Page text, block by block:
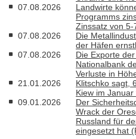
07.08.2026
Landwirte
Programms
Zinssatz von 5-
07.08.2026
Die
der Häfen
07.08.2026
Die Exporte
Nationalbank
Verluste in
21.01.2026
Klitschko sagt,
Kiew im Januar
09.01.2026
Der
Wrack der
Russland für
eingesetzt hat